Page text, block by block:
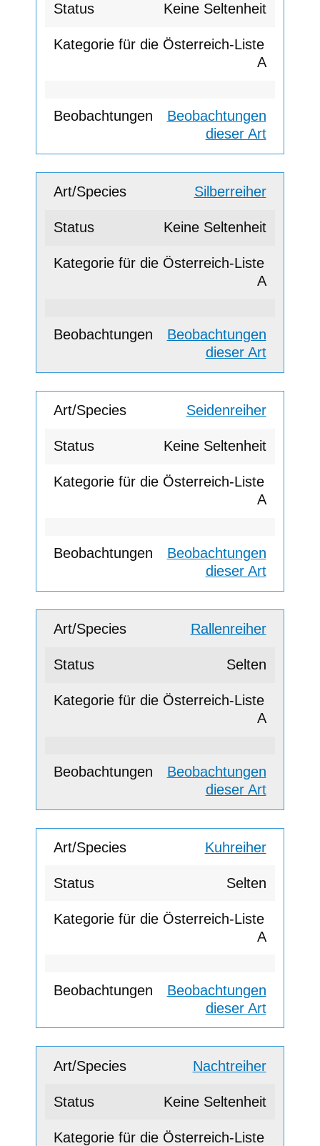
Keine Seltenheit
A
Beobachtungen
dieser Art
Silberreiher
Keine Seltenheit
A
Beobachtungen
dieser Art
Seidenreiher
Keine Seltenheit
A
Beobachtungen
dieser Art
Rallenreiher
Selten
A
Beobachtungen
dieser Art
Kuhreiher
Selten
A
Beobachtungen
dieser Art
Nachtreiher
Keine Seltenheit